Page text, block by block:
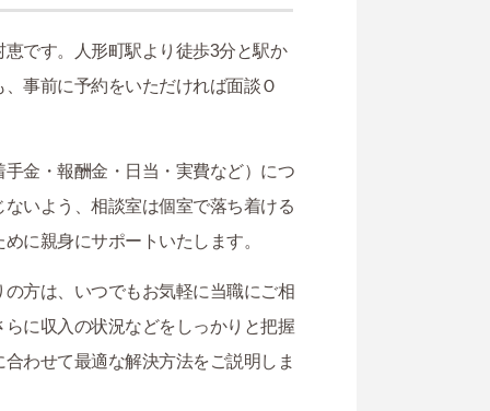
です。人形町駅より徒歩3分と駅か
事前に予約をいただければ面談Ｏ
金・報酬金・日当・実費など）につ
いよう、相談室は個室で落ち着ける
に親身にサポートいたします。
方は、いつでもお気軽に当職にご相
に収入の状況などをしっかりと把握
わせて最適な解決方法をご説明しま